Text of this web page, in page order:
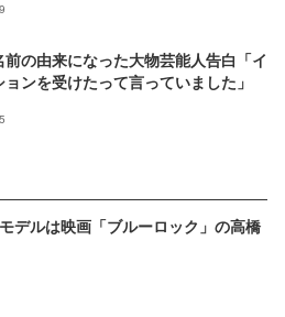
の由来になった大物芸能人告白「イ
ンを受けたって言っていました」
デルは映画「ブルーロック」の高橋